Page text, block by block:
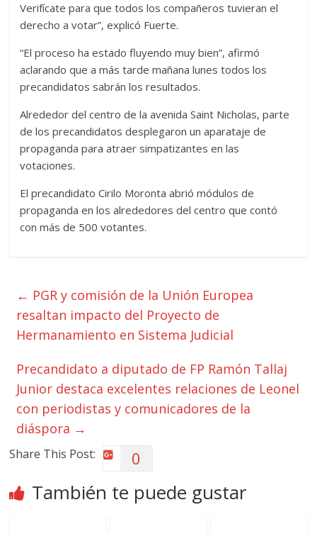
Verifícate para que todos los compañeros tuvieran el
derecho a votar”, explicó Fuerte.
“El proceso ha estado fluyendo muy bien”, afirmó
aclarando que a más tarde mañana lunes todos los
precandidatos sabrán los resultados.
Alrededor del centro de la avenida Saint Nicholas, parte
de los precandidatos desplegaron un aparataje de
propaganda para atraer simpatizantes en las
votaciones.
El precandidato Cirilo Moronta abrió módulos de
propaganda en los alrededores del centro que contó
con más de 500 votantes.
← PGR y comisión de la Unión Europea
resaltan impacto del Proyecto de
Hermanamiento en Sistema Judicial
Precandidato a diputado de FP Ramón Tallaj
Junior destaca excelentes relaciones de Leonel
con periodistas y comunicadores de la
diáspora →
Share This Post: 0
También te puede gustar